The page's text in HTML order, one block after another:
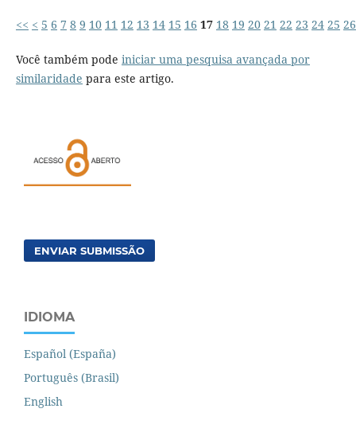
<< < 5 6 7 8 9 10 11 12 13 14 15 16 17 18 19 20 21 22 23 24 25 26
Você também pode iniciar uma pesquisa avançada por
similaridade para este artigo.
ENVIAR SUBMISSÃO
IDIOMA
Español (España)
Português (Brasil)
English